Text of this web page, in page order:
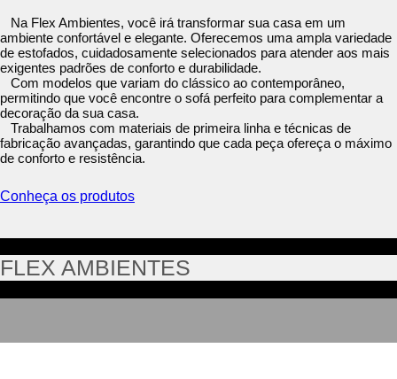
Na Flex Ambientes, você irá transformar sua casa em um
ambiente confortável e elegante. Oferecemos uma ampla variedade
de estofados, cuidadosamente selecionados para atender aos mais
exigentes padrões de conforto e durabilidade.
Com modelos que variam do clássico ao contemporâneo,
permitindo que você encontre o sofá perfeito para complementar a
decoração da sua casa.
Trabalhamos com materiais de primeira linha e técnicas de
fabricação avançadas, garantindo que cada peça ofereça o máximo
de conforto e resistência.
Conheça os produtos
FLEX AMBIENTES